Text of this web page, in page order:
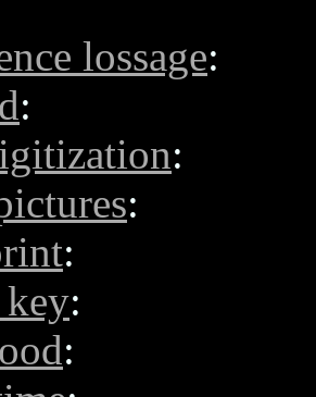
lossage:
:
:
:
:
:
: